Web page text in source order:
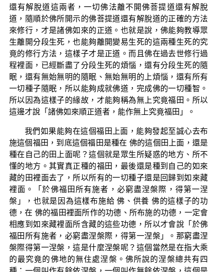
還有解脫道這兩者，一切佛法離不開佛菩提道還有解脫
道，隨順於佛所開示的佛菩提道還有解脫道的正確的方法
來修行，才是諸佛如來的正道。也就是說，佛能夠教導眾
生離開分段生死，也能夠離開變易生死的這兩種生死的究
竟的修行方法，這樣子才是正道。而且佛在過去世修行過
程裡面，已經斷盡了分段生死的煩惱，還有分段生死的隨
眠，還有無始無明的隨眠、無始無明的上煩惱，還有所有
一切種子隨眠，所以能夠成就佛道，完成佛的一切種智。
所以因為這樣子的緣故，才能夠稱為無上究竟福田。所以
這邊才說「諸佛如來順正道者，能作無上究竟福田」。
我們如果能夠在這個福田上面，能夠發起至誠心去布
施這個福田，到底這個福田是種在 佛的這個田上面，還是
種在自己的田上面呢？這個就是眾生所疑惑的地方、所不
懂的地方。其實真正種的福田，最後還是種到自己的如來
藏的田裡面去了，所以所有的一切種子還是回歸到如來藏
裡面。「於佛福田所有施者，必窮盡涅槃際，得第一涅
槃」，也就是因為這樣布施給 佛、供養 佛的這樣子的功
德，在 佛的福田裡面所作的功德、所布施的功德，一定會
相應到如來藏裡面所含藏的這些功德，所以才會說「於佛
福田所有施者，必窮盡涅槃際，得第一涅槃」。那窮盡涅
槃際得第一涅槃，這是什麼涅槃呢？這個當然是在指大乘
的最究竟的佛地的無住處涅槃。佛所說的涅槃總共有四